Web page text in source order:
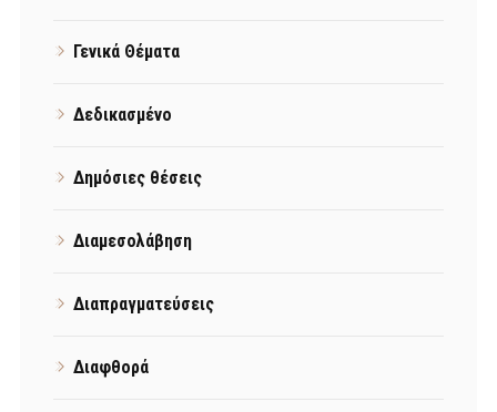
Γενικά Θέματα
Δεδικασμένο
Δημόσιες θέσεις
Διαμεσολάβηση
Διαπραγματεύσεις
Διαφθορά